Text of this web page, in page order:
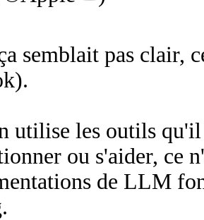
semblait pas clair,
utilise les outils
ou s'aider, ce
de LLM